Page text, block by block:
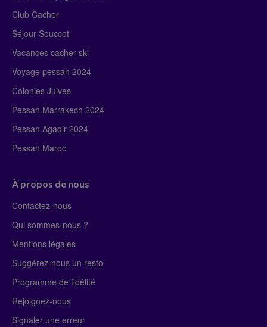
Club Cacher
Séjour Souccot
Vacances cacher ski
Voyage pessah 2024
Colonies Juives
Pessah Marrakech 2024
Pessah Agadir 2024
Pessah Maroc
À propos de nous
Contactez-nous
Qui sommes-nous ?
Mentions légales
Suggérez-nous un resto
Programme de fidélité
Rejoignez-nous
Signaler une erreur